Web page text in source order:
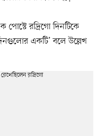
রদ্রিগো দিনটিকে
একটি’ বলে উল্লেখ